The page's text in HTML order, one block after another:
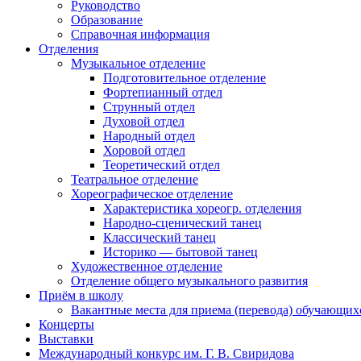
Руководство
Образование
Справочная информация
Отделения
Музыкальное отделение
Подготовительное отделение
Фортепианный отдел
Струнный отдел
Духовой отдел
Народный отдел
Хоровой отдел
Теоретический отдел
Театральное отделение
Хореографическое отделение
Характеристика хореогр. отделения
Народно-сценический танец
Классический танец
Историко — бытовой танец
Художественное отделение
Отделение общего музыкального развития
Приём в школу
Вакантные места для приема (перевода)
Концерты
Выставки
Международный конкурс им. Г. В. Свиридова